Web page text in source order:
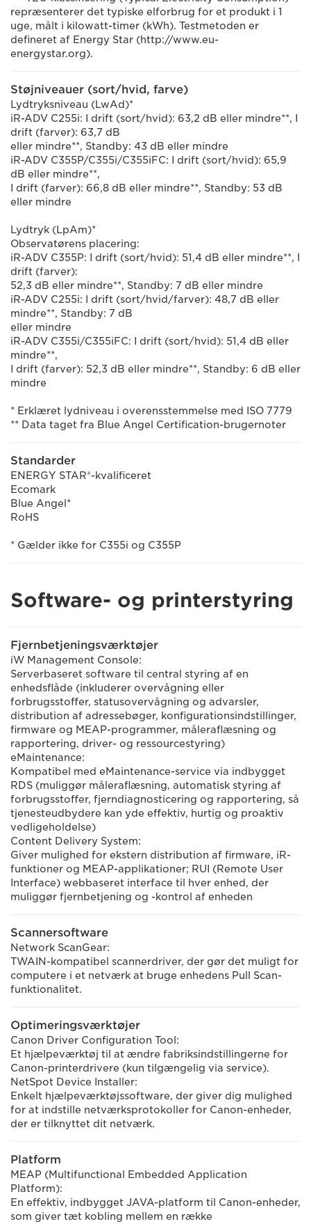
repræsenterer det typiske elforbrug for et produkt i 1
uge, målt i kilowatt-timer (kWh). Testmetoden er
defineret af Energy Star (http://www.eu-
energystar.org).
Støjniveauer (sort/hvid, farve)
Lydtryksniveau (LwAd)*
iR-ADV C255i: I drift (sort/hvid): 63,2 dB eller mindre**, I
drift (farver): 63,7 dB
eller mindre**, Standby: 43 dB eller mindre
iR-ADV C355P/C355i/C355iFC: I drift (sort/hvid): 65,9
dB eller mindre**,
I drift (farver): 66,8 dB eller mindre**, Standby: 53 dB
eller mindre
Lydtryk (LpAm)*
Observatørens placering:
iR-ADV C355P: I drift (sort/hvid): 51,4 dB eller mindre**, I
drift (farver):
52,3 dB eller mindre**, Standby: 7 dB eller mindre
iR-ADV C255i: I drift (sort/hvid/farver): 48,7 dB eller
mindre**, Standby: 7 dB
eller mindre
iR-ADV C355i/C355iFC: I drift (sort/hvid): 51,4 dB eller
mindre**,
I drift (farver): 52,3 dB eller mindre**, Standby: 6 dB eller
mindre
* Erklæret lydniveau i overensstemmelse med ISO 7779
** Data taget fra Blue Angel Certification-brugernoter
Standarder
ENERGY STAR®-kvalificeret
Ecomark
Blue Angel*
RoHS
* Gælder ikke for C355i og C355P
Software- og printerstyring
Fjernbetjeningsværktøjer
iW Management Console:
Serverbaseret software til central styring af en
enhedsflåde (inkluderer overvågning eller
forbrugsstoffer, statusovervågning og advarsler,
distribution af adressebøger, konfigurationsindstillinger,
firmware og MEAP-programmer, måleraflæsning og
rapportering, driver- og ressourcestyring)
eMaintenance:
Kompatibel med eMaintenance-service via indbygget
RDS (muliggør måleraflæsning, automatisk styring af
forbrugsstoffer, fjerndiagnosticering og rapportering, så
tjenesteudbydere kan yde effektiv, hurtig og proaktiv
vedligeholdelse)
Content Delivery System:
Giver mulighed for ekstern distribution af firmware, iR-
funktioner og MEAP-applikationer; RUI (Remote User
Interface) webbaseret interface til hver enhed, der
muliggør fjernbetjening og -kontrol af enheden
Scannersoftware
Network ScanGear:
TWAIN-kompatibel scannerdriver, der gør det muligt for
computere i et netværk at bruge enhedens Pull Scan-
funktionalitet.
Optimeringsværktøjer
Canon Driver Configuration Tool:
Et hjælpeværktøj til at ændre fabriksindstillingerne for
Canon-printerdrivere (kun tilgængelig via service).
NetSpot Device Installer:
Enkelt hjælpeværktøjssoftware, der giver dig mulighed
for at indstille netværksprotokoller for Canon-enheder,
der er tilknyttet dit netværk.
Platform
MEAP (Multifunctional Embedded Application
Platform):
En effektiv, indbygget JAVA-platform til Canon-enheder,
som giver tæt kobling mellem en række